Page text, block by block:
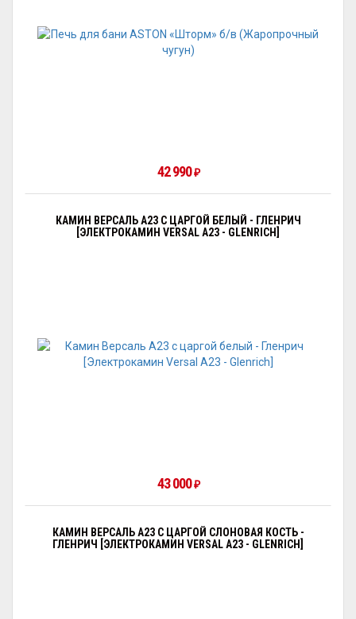
42 990₽
КАМИН ВЕРСАЛЬ A23 С ЦАРГОЙ БЕЛЫЙ - ГЛЕНРИЧ
[ЭЛЕКТРОКАМИН VERSAL А23 - GLENRICH]
43 000₽
КАМИН ВЕРСАЛЬ A23 С ЦАРГОЙ СЛОНОВАЯ КОСТЬ -
ГЛЕНРИЧ [ЭЛЕКТРОКАМИН VERSAL А23 - GLENRICH]